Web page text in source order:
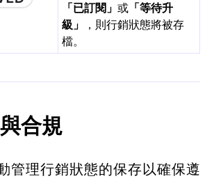
「已訂閱」 或 「等待升
級」
，則行銷狀態將被存
檔。
合規
管理行銷狀態的保存以確保遵